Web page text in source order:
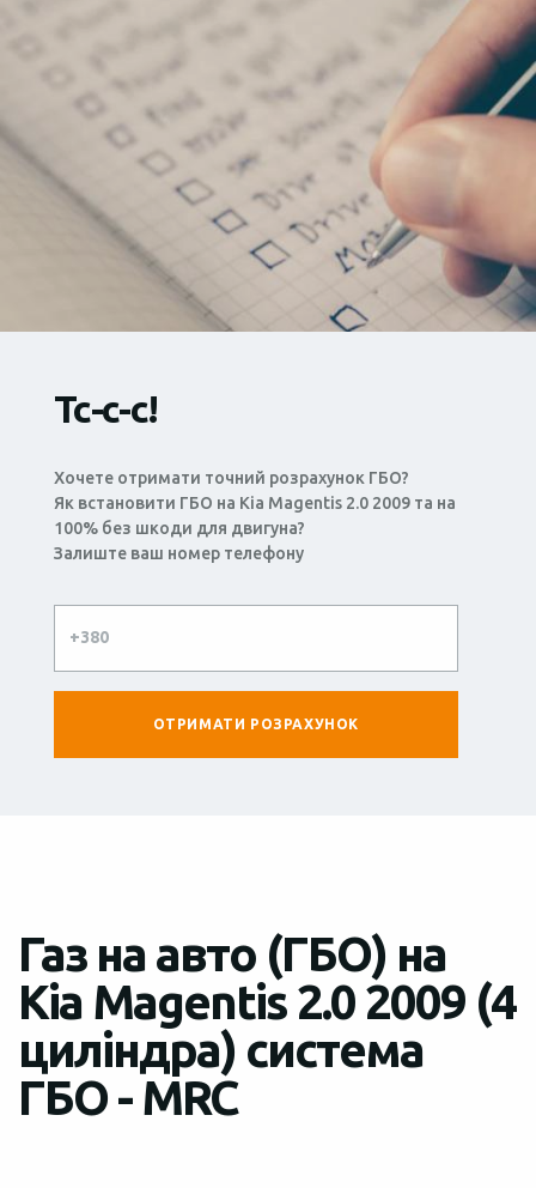
Тс-с-с!
Хочете отримати точний розрахунок ГБО?
Як встановити ГБО на Kia Magentis 2.0 2009 та на
100% без шкоди для двигуна?
Залиште ваш номер телефону
Газ на авто (ГБО) на
Kia Magentis 2.0 2009 (4
циліндра) система
ГБО - MRC